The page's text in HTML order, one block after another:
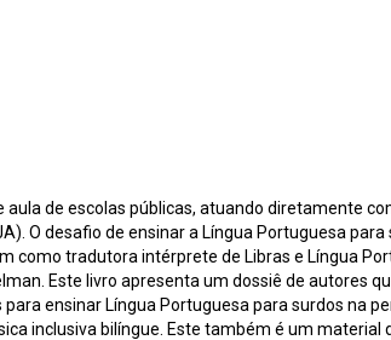
de escolas públicas, atuando diretamente
O desafio de ensinar a Língua Portuguesa
tradutora intérprete de Libras e Língua
Este livro apresenta um dossiê de autores
ensinar Língua Portuguesa para surdos na
inclusiva bilíngue. Este também é um